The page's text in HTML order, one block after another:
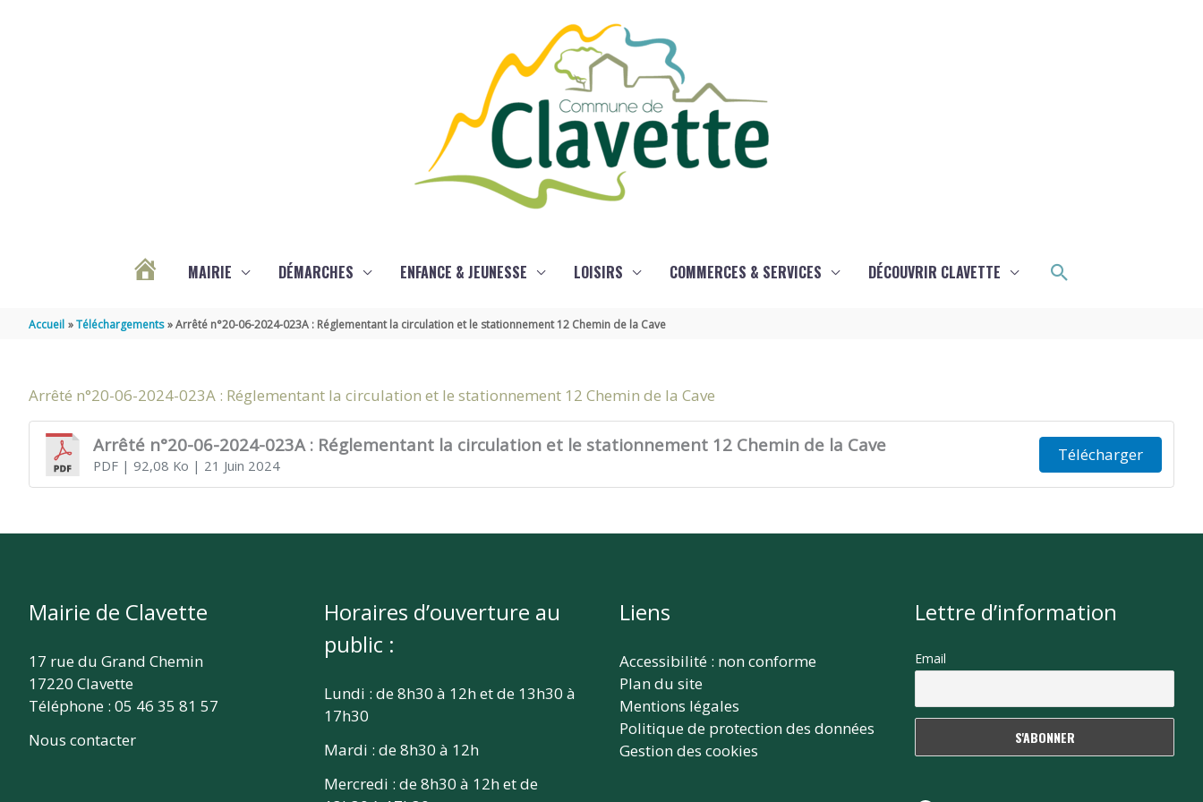
MAIRIE DÉMARCHES ENFANCE & JEUNESSE LOISIRS COMMERCES & SERVICES DÉCOUVRIR CLAVETTE Rechercher
Accueil Téléchargements Arrêté n°20-06-2024-023A : Réglementant la circulation et le stationnement 12 Chemin de la Cave
Arrêté n°20-06-2024-023A : Réglementant la circulation et le stationnement 12 Chemin de la Cave
Arrêté n°20-06-2024-023A : Réglementant la circulation et le stationnement 12 Chemin de la Cave
PDF| 92,08 Ko | 21 Juin 2024
Télécharger
Mairie de Clavette
17 rue du Grand Chemin
17220 Clavette
Téléphone : 05 46 35 81 57
Nous contacter
Horaires d’ouverture au
public :
Lundi : de 8h30 à 12h et de 13h30 à
17h30
Mardi : de 8h30 à 12h
Mercredi : de 8h30 à 12h et de
Liens
Accessibilité : non conforme
Plan du site
Mentions légales
Politique de protection des données
Gestion des cookies
Lettre d’information
Email